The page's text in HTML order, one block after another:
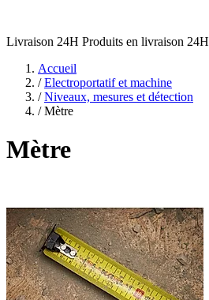
Livraison 24H Produits en livraison 24H
Accueil
/ Electroportatif et machine
/ Niveaux, mesures et détection
/ Mètre
Mètre